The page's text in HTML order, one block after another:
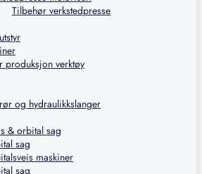
Tilbehør verkstedpresse
produksjon verktøy
og hydraulikkslanger
& orbital sag
sag
maskiner
sag